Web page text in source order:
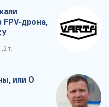
FPV-дрона,
т.
или О